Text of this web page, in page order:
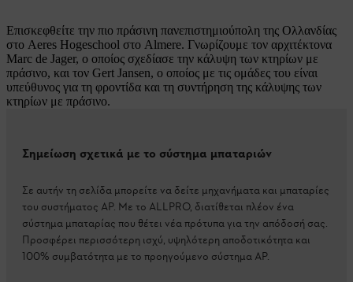
Επισκεφθείτε την πιο πράσινη πανεπιστημιούπολη της Ολλανδίας
στο Aeres Hogeschool στο Almere. Γνωρίζουμε τον αρχιτέκτονα
Marc de Jager, ο οποίος σχεδίασε την κάλυψη των κτηρίων με
πράσινο, και τον Gert Jansen, ο οποίος με τις ομάδες του είναι
υπεύθυνος για τη φροντίδα και τη συντήρηση της κάλυψης των
κτηρίων με πράσινο.
Σημείωση σχετικά με το σύστημα μπαταριών
Σε αυτήν τη σελίδα μπορείτε να δείτε μηχανήματα και μπαταρίες
του συστήματος AP. Με το ALLPRO, διατίθεται πλέον ένα
σύστημα μπαταρίας που θέτει νέα πρότυπα για την απόδοσή σας.
Προσφέρει περισσότερη ισχύ, υψηλότερη αποδοτικότητα και
100% συμβατότητα με το προηγούμενο σύστημα AP.